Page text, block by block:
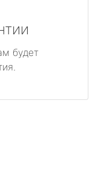
будет